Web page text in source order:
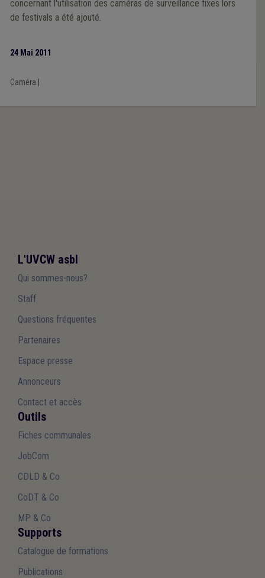
concernant l'utilisation des caméras de surveillance fixes lors
de festivals a été ajouté.
24 Mai 2011
Caméra
L'UVCW asbl
Qui sommes-nous?
Staff
Questions fréquentes
Partenaires
Espace presse
Annonceurs
Contact et accès
Outils
Fiches communales
JobCom
CDLD & Co
CoDT & Co
MP & Co
Supports
Catalogue de formations
Publications